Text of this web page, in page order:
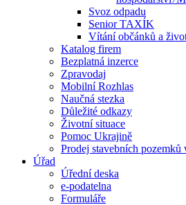
Svoz odpadu
Senior TAXÍK
Vítání občánků a
Katalog firem
Bezplatná inzerce
Zpravodaj
Mobilní Rozhlas
Naučná stezka
Důležité odkazy
Životní situace
Pomoc Ukrajině
Prodej stavebních pozemků
Úřad
Úřední deska
e-podatelna
Formuláře